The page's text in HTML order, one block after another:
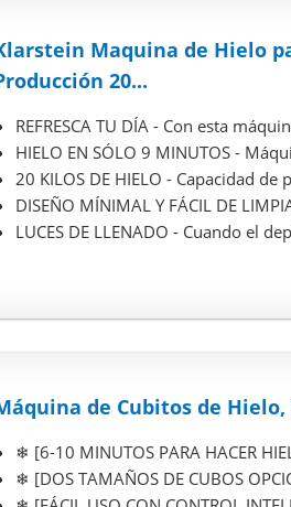
Maquina de Hielo
20...
REFRESCA TU DÍA - Con esta
HIELO EN SÓLO 9 MINUTOS -
20 KILOS DE HIELO - Capacidad
DISEÑO MÍNIMAL Y FÁCIL DE
LUCES DE LLENADO - Cuando el
de Cubitos de Hielo,
❄ [6-10 MINUTOS PARA HACER
❄ [DOS TAMAÑOS DE CUBOS